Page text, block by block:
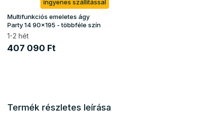
ingyenes szállítással
Multifunkciós emeletes ágy
Party 14 90x195 - többféle szín
1-2 hét
407 090 Ft
Termék részletes leírása